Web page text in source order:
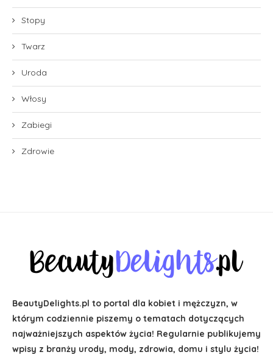
Stopy
Twarz
Uroda
Włosy
Zabiegi
Zdrowie
BeautyDelights.pl to portal dla kobiet i mężczyzn, w
którym codziennie piszemy o tematach dotyczących
najważniejszych aspektów życia! Regularnie publikujemy
wpisy z branży urody, mody, zdrowia, domu i stylu życia!